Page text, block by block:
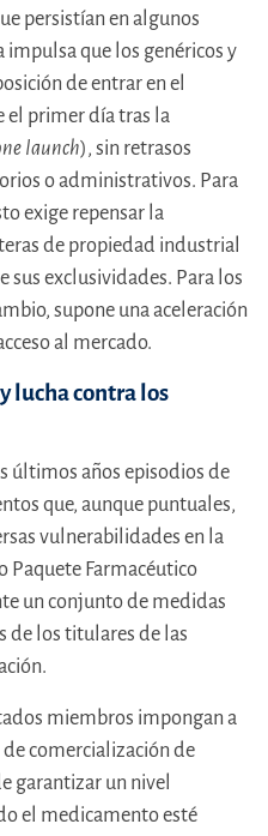
persistían en algunos
que los genéricos y
de entrar en el
el primer día tras la
launch), sin retrasos
o administrativos. Para
exige repensar la
de propiedad industrial
sus exclusividades. Para los
supone una aceleración
al mercado.
lucha contra los
últimos años episodios de
que, aunque puntuales,
vulnerabilidades en la
Paquete Farmacéutico
un conjunto de medidas
de los titulares de las
miembros impongan a
comercialización de
garantizar un nivel
el medicamento esté